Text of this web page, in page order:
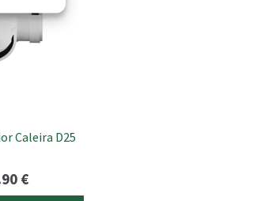
Caleira D25
€